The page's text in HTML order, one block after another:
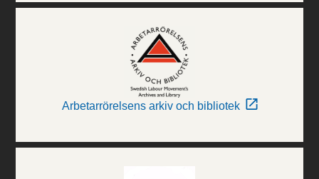
Arbetarrörelsens arkiv och bibliotek